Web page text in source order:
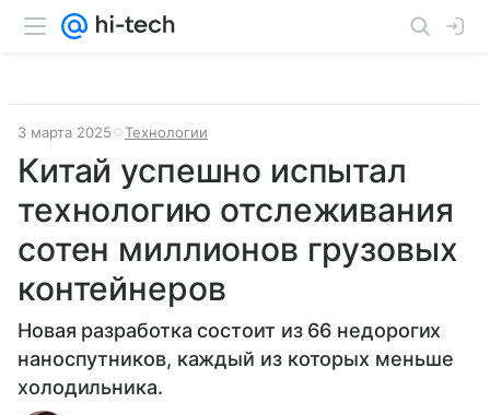
3 марта 2025 Технологии
Китай успешно испытал
технологию отслеживания
сотен миллионов грузовых
контейнеров
Новая разработка состоит из 66 недорогих
наноспутников, каждый из которых меньше
холодильника.